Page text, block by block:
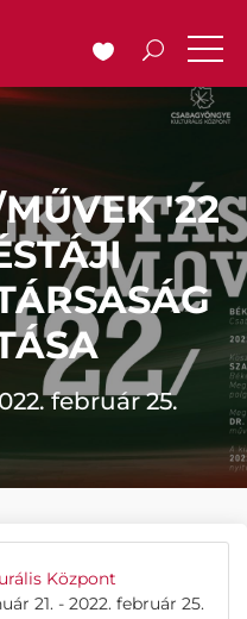
'22
február 25.
Központ
21. - 2022. február 25.